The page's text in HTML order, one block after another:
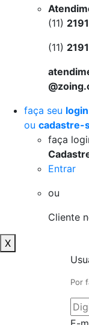
(11)
(11)
faça seu login
ou cadastre-
faça
Entrar
ou
Cliente
X
Por